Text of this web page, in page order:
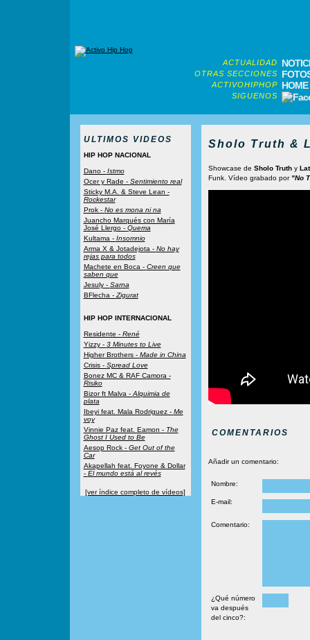
ACTUALIDAD
OTRAS SECCIONES
ACTIVOHIPHOP HOME
SIGUENOS
ULTIMOS VIDEOS
HIP HOP NACIONAL
Dano - Istmo
Ocer y Rade - Sentimiento real
Sticky M.A. & Steve Lean -
Rockestar
Prok - No es mona ni na
Juancho Marqués con María
José Llergo - Quema
Kultama - Insomnio
Arma X & Jotadejota - No hay
rejas para todos
Machete en Boca - Creen que
saben que
Jesuly - Sarna
BFlecha - Zigurat
HIP HOP INTERNACIONAL
Residente - René
Yizzy - 3 Minutes to Live
Higher Brothers - Made in China
Crisis - Spread Love
Bonez MC & RAF Camora -
Risiko
Bizor ft Malva - Alquimia de
plata
Ibeyi feat. Mala Rodriguez - Me
voy
Vinnie Paz feat. Eamon - The
Ghost I Used to Be
Aesop Rock - Get Out of the
Car
Akapellah feat. Foyone & Dollar
- El mundo está al revés
[ver índice completo de vídeos]
Sholo Truth &
Showcase de Sholo Truthy
Funk. Vídeo grabado por "No
COMENTARIOS
Añadir un comentario:
Nombre:
E-mail:
Comentario:
¿Qué número
va después
del cinco?: